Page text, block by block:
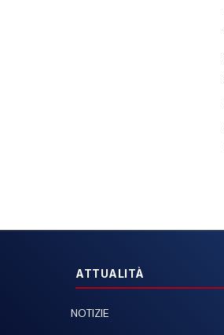
ATTUALITÀ
NOTIZIE